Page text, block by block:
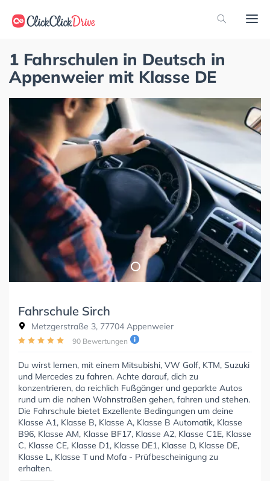
1 Fahrschulen in Deutsch in
Appenweier mit Klasse DE
Fahrschule Sirch
Metzgerstraße 3, 77704 Appenweier
90 Bewertungen
Du wirst lernen, mit einem Mitsubishi, VW Golf, KTM, Suzuki
und Mercedes zu fahren. Achte darauf, dich zu
konzentrieren, da reichlich Fußgänger und geparkte Autos
rund um die nahen Wohnstraßen gehen, fahren und stehen.
Die Fahrschule bietet Exzellente Bedingungen um deine
Klasse A1, Klasse B, Klasse A, Klasse B Automatik, Klasse
B96, Klasse AM, Klasse BF17, Klasse A2, Klasse C1E, Klasse
C, Klasse CE, Klasse D1, Klasse DE1, Klasse D, Klasse DE,
Klasse L, Klasse T und Mofa - Prüfbescheinigung zu
erhalten.